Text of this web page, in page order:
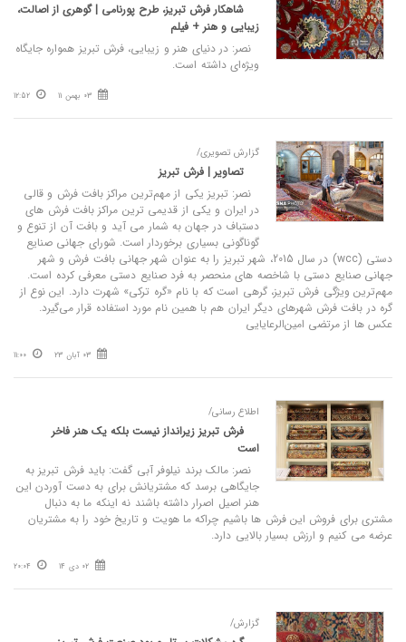
شاهکار فرش تبریز، طرح پورنامی | گوهری از اصالت،
زیبایی و هنر + فیلم
نصر: در دنیای هنر و زیبایی، فرش تبریز همواره جایگاه
ویژه‌ای داشته است.
03 بهمن 11 12:52
گزارش تصویری/
تصاویر | فرش تبریز
نصر: تبریز یکی از مهم‌ترین مراکز بافت فرش و قالی
در ایران و یکی از قدیمی ترین مراکز بافت فرش های
دستباف در جهان به شمار می آید و بافت آن از تنوع و
گوناگونی بسیاری برخوردار است. شورای جهانی صنایع
دستی (wcc) در سال 2015، شهر تبریز را به عنوان شهر جهانی بافت فرش و شهر
جهانی صنایع دستی با شاخصه های منحصر به فرد صنایع دستی معرفی کرده است.
مهم‌ترین ویژگی فرش تبریز، گرهی است که با نام «گره ترکی» شهرت دارد. این نوع از
گره در بافت فرش شهرهای دیگر ایران ‌هم با همین نام مورد استفاده قرار می‌گیرد.
عکس ها از مرتضی امین‌الرعایایی
03 آبان 23 11:00
اطلاع رسانی/
فرش تبریز زیرانداز نیست بلکه یک هنر فاخر
است
نصر: مالک برند نیلوفر آبی گفت: باید فرش تبریز به
جایگاهی برسد که مشتریانش برای به دست آوردن این
هنر اصیل اصرار داشته باشند نه اینکه ما به دنبال
مشتری برای فروش این فرش ها باشیم چراکه ما هویت و تاریخ خود را به مشتریان
عرضه می کنیم و ارزش بسیار بالایی دارد.
02 دی 14 20:04
گزارش/